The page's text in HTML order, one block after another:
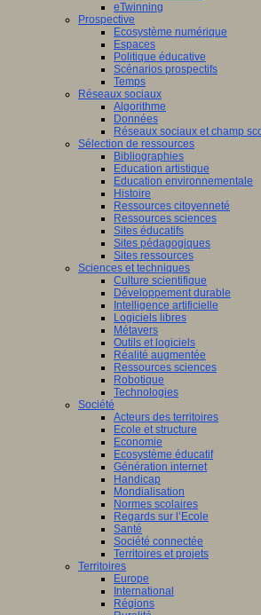
eTwinning
Prospective
Ecosystème numérique
Espaces
Politique éducative
Scénarios prospectifs
Temps
Réseaux sociaux
Algorithme
Données
Réseaux sociaux et champ
Sélection de ressources
Bibliographies
Education artistique
Education environnementale
Histoire
Ressources citoyenneté
Ressources sciences
Sites éducatifs
Sites pédagogiques
Sites ressources
Sciences et techniques
Culture scientifique
Développement durable
Intelligence artificielle
Logiciels libres
Métavers
Outils et logiciels
Réalité augmentée
Ressources sciences
Robotique
Technologies
Société
Acteurs des territoires
Ecole et structure
Economie
Ecosystème éducatif
Génération internet
Handicap
Mondialisation
Normes scolaires
Regards sur l’Ecole
Santé
Société connectée
Territoires et projets
Territoires
Europe
International
Régions